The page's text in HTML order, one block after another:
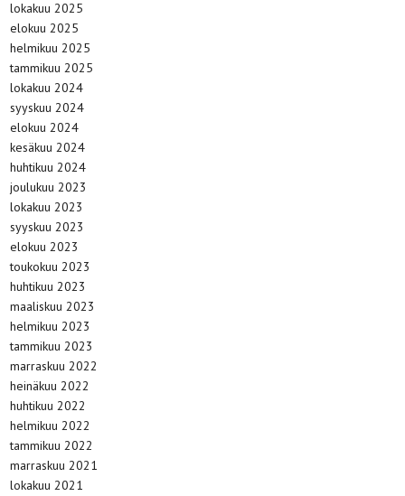
lokakuu 2025
elokuu 2025
helmikuu 2025
tammikuu 2025
lokakuu 2024
syyskuu 2024
elokuu 2024
kesäkuu 2024
huhtikuu 2024
joulukuu 2023
lokakuu 2023
syyskuu 2023
elokuu 2023
toukokuu 2023
huhtikuu 2023
maaliskuu 2023
helmikuu 2023
tammikuu 2023
marraskuu 2022
heinäkuu 2022
huhtikuu 2022
helmikuu 2022
tammikuu 2022
marraskuu 2021
lokakuu 2021